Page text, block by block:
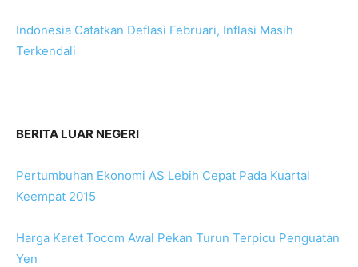
Indonesia Catatkan Deflasi Februari, Inflasi Masih
Terkendali
BERITA LUAR NEGERI
Pertumbuhan Ekonomi AS Lebih Cepat Pada Kuartal
Keempat 2015
Harga Karet Tocom Awal Pekan Turun Terpicu Penguatan
Yen